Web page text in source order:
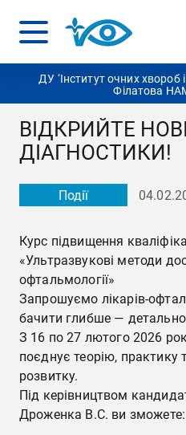
ДУ ‘Інститут очних хвороб
Філатова
ВІДКРИЙТЕ
ДІАГНОСТИКИ!
Події
Курс підвищення
«Ультразвукові методи
офтальмології»
Запрошуємо лікарів-
бачити глибше — детально
З 16 по 27 лютого 2026
поєднує теорію, практику
розвитку.
Під керівництвом
Дроженка В.С. ви зможете: